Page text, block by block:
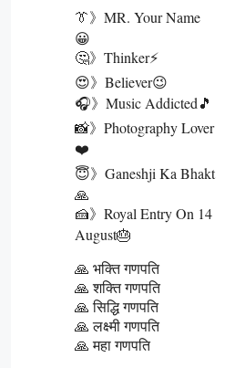
👔》MR. Your Name
😀
🤔》Thinker⚡
😍》Believer😉
🎧》Music Addicted🎵
📸》Photography Lover
❤️
😇》Ganeshji Ka Bhakt
🙏
🍰》Royal Entry On 14
August🎂
🙏 भक्ति गणपति
🙏 शक्ति गणपति
🙏 सिद्धि गणपति
🙏 लक्ष्मी गणपति
🙏 महा गणपति